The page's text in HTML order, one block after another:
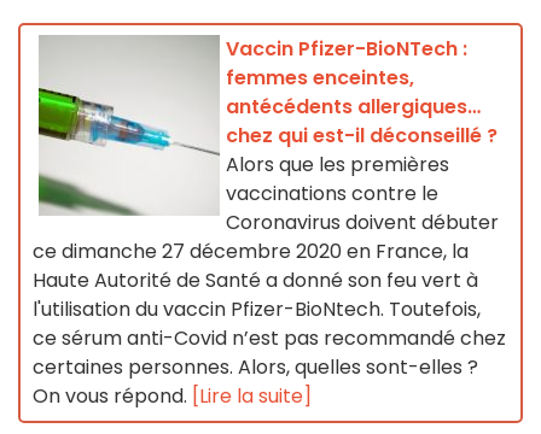
Vaccin Pfizer-BioNTech :
femmes enceintes,
antécédents allergiques…
chez qui est-il déconseillé ?
Alors que les premières
vaccinations contre le
Coronavirus doivent débuter
ce dimanche 27 décembre 2020 en France, la
Haute Autorité de Santé a donné son feu vert à
l'utilisation du vaccin Pfizer-BioNtech. Toutefois,
ce sérum anti-Covid n’est pas recommandé chez
certaines personnes. Alors, quelles sont-elles ?
On vous répond. [Lire la suite]